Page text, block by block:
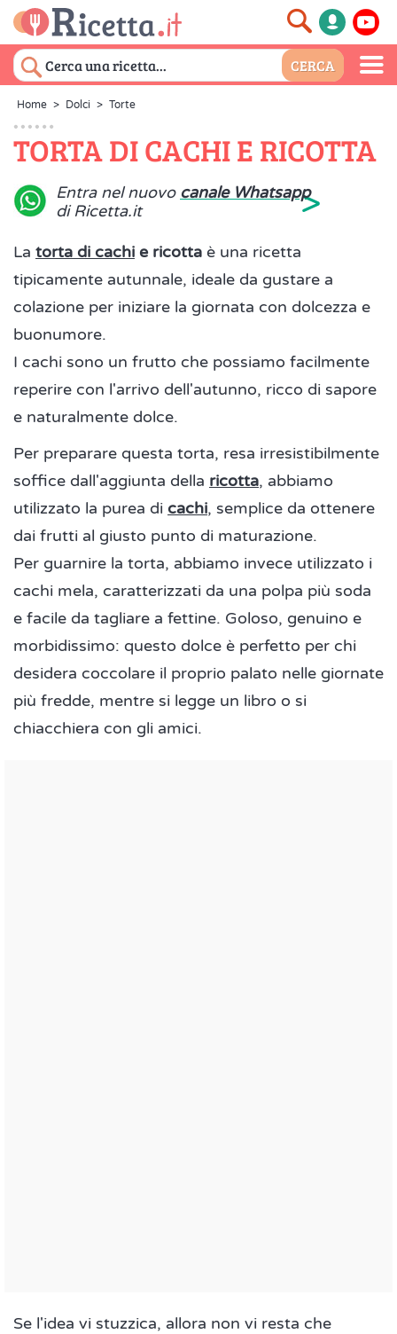
Home > Dolci > Torte
TORTA DI CACHI E RICOTTA
Entra nel nuovo canale Whatsapp
di Ricetta.it
>
La torta di cachi e ricotta è una ricetta
tipicamente autunnale, ideale da gustare a
colazione per iniziare la giornata con dolcezza e
buonumore.
I cachi sono un frutto che possiamo facilmente
reperire con l'arrivo dell'autunno, ricco di sapore
e naturalmente dolce.
Per preparare questa torta, resa irresistibilmente
soffice dall'aggiunta della ricotta, abbiamo
utilizzato la purea di cachi, semplice da ottenere
dai frutti al giusto punto di maturazione.
Per guarnire la torta, abbiamo invece utilizzato i
cachi mela, caratterizzati da una polpa più soda
e facile da tagliare a fettine. Goloso, genuino e
morbidissimo: questo dolce è perfetto per chi
desidera coccolare il proprio palato nelle giornate
più fredde, mentre si legge un libro o si
chiacchiera con gli amici.
Se l'idea vi stuzzica, allora non vi resta che